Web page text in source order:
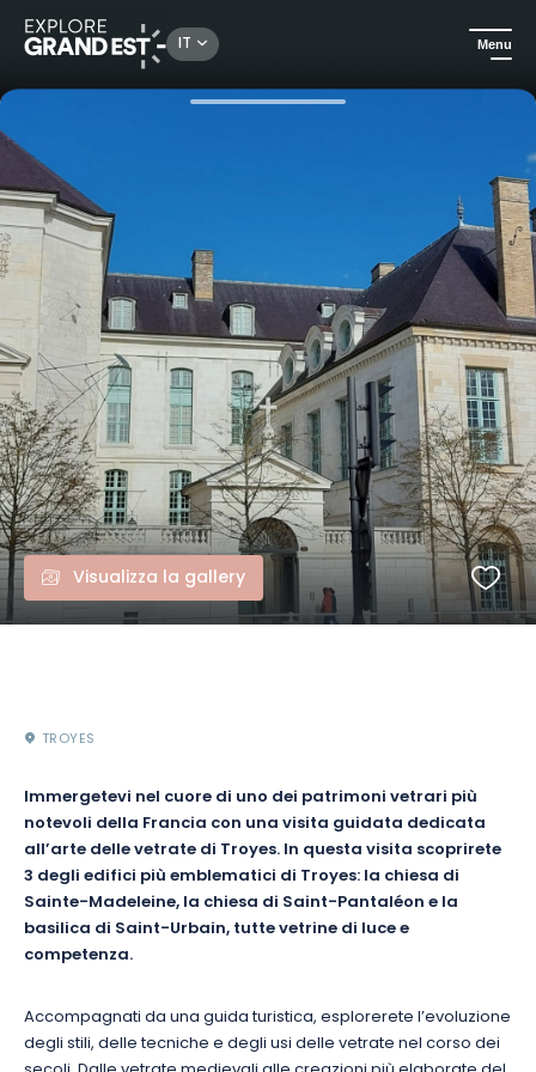
IT Menu
Patrimonio e memoria Passeggiata - Capolavori di vetro colorato e dimostrazione
Visualizza la gallery
TROYES
Immergetevi nel cuore di uno dei patrimoni vetrari più
notevoli della Francia con una visita guidata dedicata
all’arte delle vetrate di Troyes. In questa visita scoprirete
3 degli edifici più emblematici di Troyes: la chiesa di
Sainte-Madeleine, la chiesa di Saint-Pantaléon e la
basilica di Saint-Urbain, tutte vetrine di luce e
competenza.
Accompagnati da una guida turistica, esplorerete l’evoluzione
degli stili, delle tecniche e degli usi delle vetrate nel corso dei